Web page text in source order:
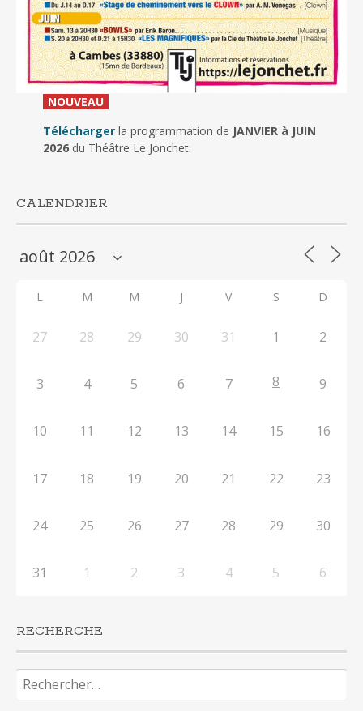
NOUVEAU_
Télécharger la programmation de JANVIER à JUIN
2026du Théâtre Le Jonchet.
CALENDRIER
L M M J V S D
27 28 29 30 31 1 2
3 4 5 6 7 8 9
10 11 12 13 14 15 16
17 18 19 20 21 22 23
24 25 26 27 28 29 30
31 1 2 3 4 5 6
RECHERCHE